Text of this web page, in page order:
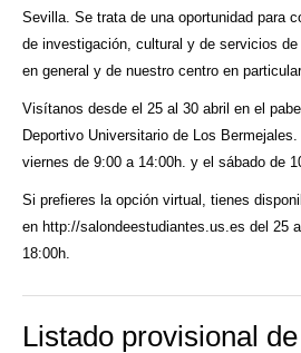
Sevilla. Se trata de una oportunidad para
de investigación, cultural y de servicios
en general y de nuestro centro en
Visítanos desde el 25 al 30 abril en el
Deportivo Universitario de Los
viernes de 9:00 a 14:00h. y el sábado de
Si prefieres la opción virtual, tienes
en http://salondeestudiantes.us.es del 25
18:00h.
Listado provisional